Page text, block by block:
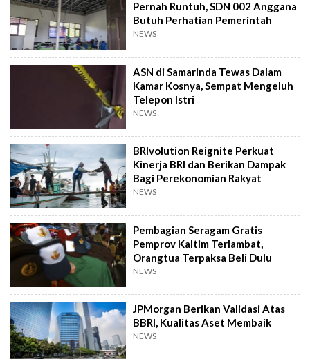
Pernah Runtuh, SDN 002 Anggana
Butuh Perhatian Pemerintah
NEWS
ASN di Samarinda Tewas Dalam
Kamar Kosnya, Sempat Mengeluh
Telepon Istri
NEWS
BRIvolution Reignite Perkuat
Kinerja BRI dan Berikan Dampak
Bagi Perekonomian Rakyat
NEWS
Pembagian Seragam Gratis
Pemprov Kaltim Terlambat,
Orangtua Terpaksa Beli Dulu
NEWS
JPMorgan Berikan Validasi Atas
BBRI, Kualitas Aset Membaik
NEWS